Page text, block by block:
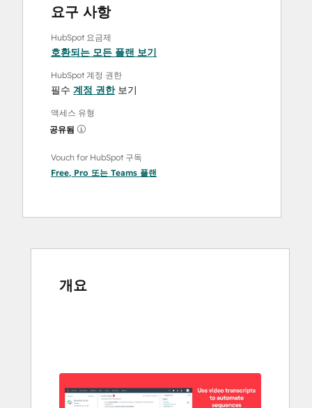
요구 사항
HubSpot 요금제
호환되는 모든 플랜 보기
HubSpot 계정 권한
필수 계정 권한보기
액세스 유형
공유됨
Vouch for HubSpot 구독
Free, Pro 또는 Teams 플랜
개요
을
보